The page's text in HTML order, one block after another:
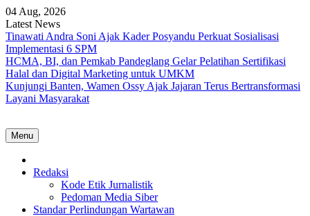
Skip
to
content
04 Aug, 2026
Latest News
Tinawati Andra Soni Ajak Kader Posyandu Perkuat Sosialisasi
Implementasi 6 SPM
HCMA, BI, dan Pemkab Pandeglang Gelar Pelatihan Sertifikasi
Halal dan Digital Marketing untuk UMKM
Kunjungi Banten, Wamen Ossy Ajak Jajaran Terus Bertransformasi
Layani Masyarakat
Menu
Redaksi
Kode Etik Jurnalistik
Pedoman Media Siber
Standar Perlindungan Wartawan